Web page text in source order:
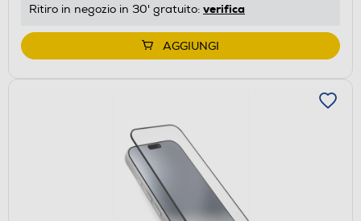
Ritiro in negozio in 30' gratuito: verifica
AGGIUNGI